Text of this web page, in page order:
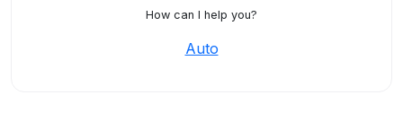
How can I help you?
Auto